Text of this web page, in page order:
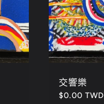
交響樂
定
$0.00 TWD